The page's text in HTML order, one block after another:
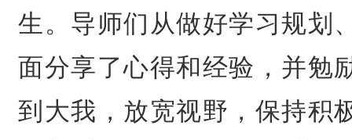
生。导师们从做好学习规划
面分享了心得和经验，并勉
到大我，放宽视野，保持积